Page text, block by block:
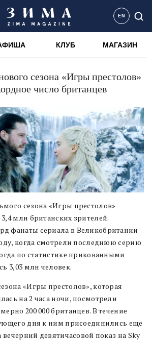
EN
КЛУБ МАГАЗИН
сезона «Игры престолов»
число британцев
сезона «Игры престолов»
млн британских зрителей.
фанаты сериала в Великобритании
когда смотрели последнюю серию
по статистике прикованными
3,03 млн человек.
«Игры престолов», которая
на 2 часа ночи, посмотрели
200 000 британцев. В течение
дня к ним присоединились еще
девятичасовой показ на Sky